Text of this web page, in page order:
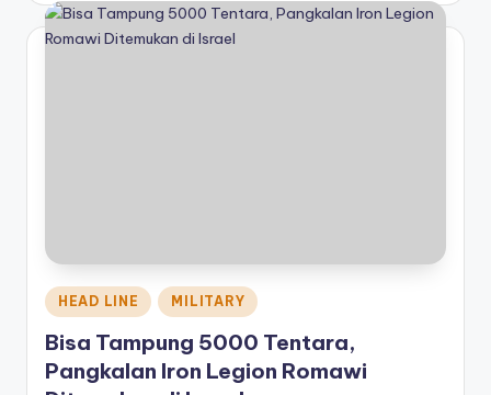
Posted
in
HEAD LINE MILITARY
Bisa Tampung 5000 Tentara,
Pangkalan Iron Legion Romawi